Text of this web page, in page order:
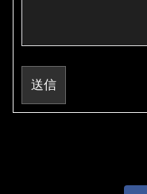
送信